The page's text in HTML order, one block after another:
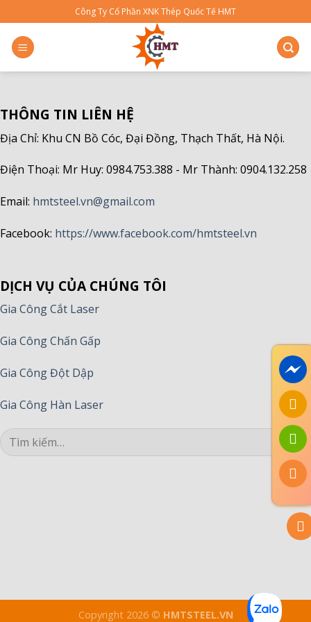
qua
nội
dung
Công Ty Cổ Phần XNK Thép Quốc Tế HMT
THÔNG TIN LIÊN HỆ
Địa Chỉ: Khu CN Bồ Cóc, Đại Đồng, Thạch Thất, Hà Nội.
Điện Thoại: Mr Huy: 0984.753.388 - Mr Thành: 0904.132.258
Email: hmtsteel.vn@gmail.com
Facebook: https://www.facebook.com/hmtsteel.vn
DỊCH VỤ CỦA CHÚNG TÔI
Gia Công Cắt Laser
Gia Công Chấn Gấp
Gia Công Đột Dập
Gia Công Hàn Laser
Copyright 2026 © HMTSTEEL.VN